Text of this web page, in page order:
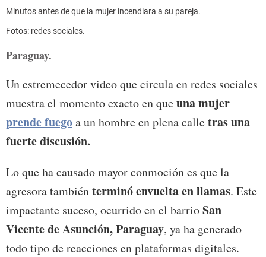
Minutos antes de que la mujer incendiara a su pareja.
Fotos: redes sociales.
Paraguay.
Un estremecedor video que circula en redes sociales
muestra el momento exacto en queuna mujer
prende fuegoa un hombre en plena calletras una
fuerte discusión.
Lo que ha causado mayor conmoción es que la
agresora tambiénterminó envuelta en llamas. Este
impactante suceso, ocurrido en el barrioSan
Vicente de Asunción, Paraguay, ya ha generado
todo tipo de reacciones en plataformas digitales.